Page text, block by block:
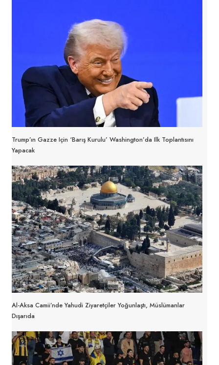
Trump’ın Gazze Için ‘Barış Kurulu’ Washington’da Ilk Toplantısını
Yapacak
Al-Aksa Camii’nde Yahudi Ziyaretçiler Yoğunlaştı, Müslümanlar
Dışarıda